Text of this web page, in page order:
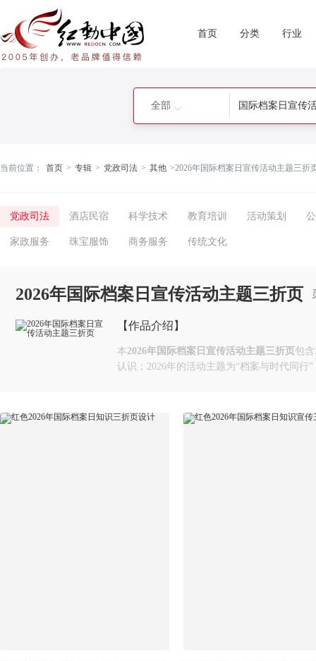
首页 分类 行业
全部
当前位置： 首页 > 专辑 > 党政司法 > 其他 >2026年国际档案日宣传活动主题三折
党政司法 酒店民宿 科学技术 教育培训 活动策划
家政服务 珠宝服饰 商务服务 传统文化
2026年国际档案日宣传活动主题三折页
【作品介绍】
本2026年国际档案日宣传活动主题三折页包
认识；2026年的活动主题为“档案与时代同行